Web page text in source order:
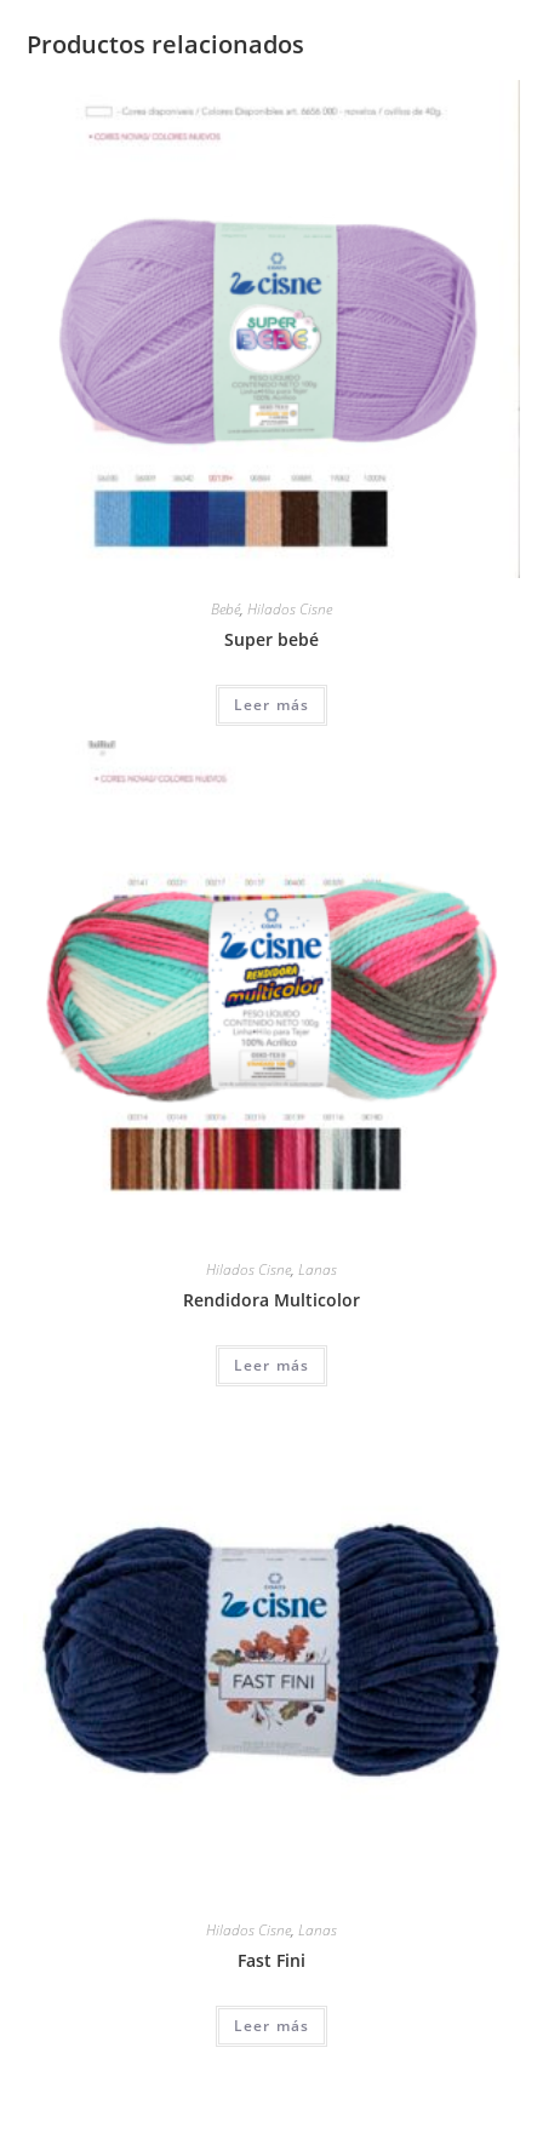
Productos relacionados
Bebé, Hilados Cisne
Super bebé
Leer más
Hilados Cisne, Lanas
Rendidora Multicolor
Leer más
Hilados Cisne, Lanas
Fast Fini
Leer más